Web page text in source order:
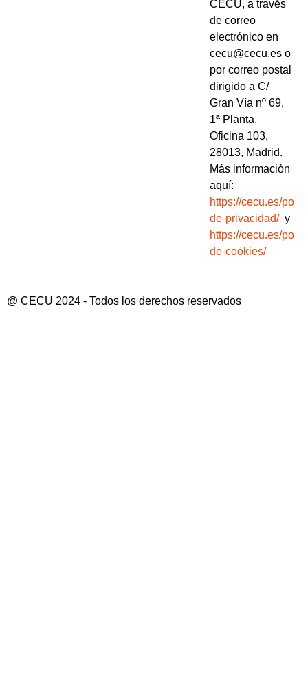
CECU, a través
de correo
electrónico en
cecu@cecu.es o
por correo postal
dirigido a C/
Gran Vía nº 69,
1ª Planta,
Oficina 103,
28013, Madrid.
Más información
aquí:
https://cecu.es/
de-privacidad/y
https://cecu.es/
de-cookies/
@ CECU 2024 - Todos los derechos reservados